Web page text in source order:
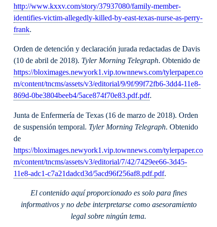
http://www.kxxv.com/story/37937080/family-member-
identifies-victim-allegedly-killed-by-east-texas-nurse-as-perry-
frank.
Orden de detención y declaración jurada redactadas de Davis
(10 de abril de 2018). Tyler Morning Telegraph. Obtenido de
https://bloximages.newyork1.vip.townnews.com/tylerpaper.co
m/content/tncms/assets/v3/editorial/9/9f/99f72fb6-3dd4-11e8-
869d-0be3804beeb4/5ace874f70e83.pdf.pdf.
Junta de Enfermería de Texas (16 de marzo de 2018). Orden
de suspensión temporal. Tyler Morning Telegraph. Obtenido
de
https://bloximages.newyork1.vip.townnews.com/tylerpaper.co
m/content/tncms/assets/v3/editorial/7/42/7429ee66-3d45-
11e8-adc1-c7a21dadcd3d/5acd96f256af8.pdf.pdf.
El contenido aquí proporcionado es solo para fines
informativos y no debe interpretarse como asesoramiento
legal sobre ningún tema.